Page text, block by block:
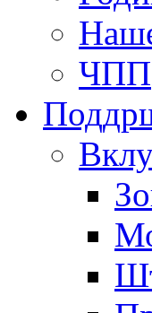
ЧПП